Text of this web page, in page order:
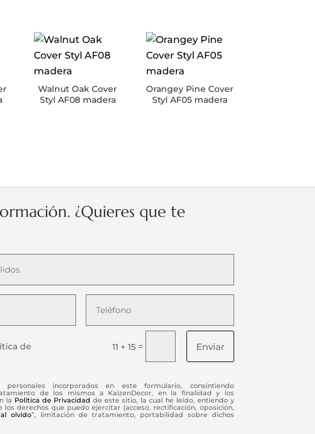
Walnut Oak Cover
Styl AF08 madera
Orangey Pine Cover
Styl AF05 madera
¿Quieres que te
de
11 + 15= Enviar
incorporados en este formulario, consintiendo
de los mismos a KaizenDecor, en la finalidad y los
la Política de Privacidad de este sitio, la cual he leído, entiendo y
los derechos que puedo ejercitar (acceso, rectificación, oposición,
olvido”, limitación de tratamiento, portabilidad sobre dichos